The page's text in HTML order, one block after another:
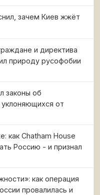
зачем Киев жжёт
и директива
природу русофобии
законы об
уклоняющихся от
как Chatham House
Россию - и признал
как операция
провалилась и